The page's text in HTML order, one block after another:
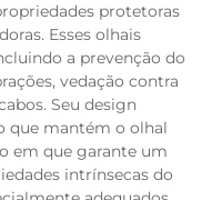
protetoras
Esses olhais
a prevenção do
vedação contra
Seu design
que mantém o olhal
em que garante um
intrínsecas do